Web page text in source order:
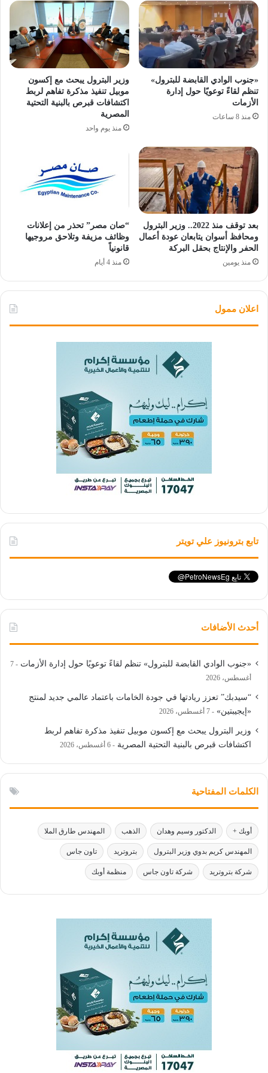
«جنوب الوادي القابضة للبترول»
تنظم لقاءً توعويًا حول إدارة
الأزمات
منذ 8 ساعات
وزير البترول يبحث مع إكسون
موبيل تنفيذ مذكرة تفاهم لربط
اكتشافات قبرص بالبنية التحتية
المصرية
منذ يوم واحد
بعد توقف منذ 2022.. وزير البترول
ومحافظ أسوان يتابعان عودة أعمال
الحفر والإنتاج بحقل البركة
منذ يومين
“صان مصر” تحذر من إعلانات
وظائف مزيفة وتلاحق مروجيها
قانونياً
منذ 4 أيام
اعلان ممول
تابع بترونيوز علي تويتر
أحدث الأضافات
«جنوب الوادي القابضة للبترول» تنظم لقاءً توعويًا حول إدارة الأزمات
7
أغسطس، 2026
“سيدبك” تعزز ريادتها في جودة الخامات باعتماد عالمي جديد لمنتج
«إيجيبتين»
7 أغسطس، 2026
وزير البترول يبحث مع إكسون موبيل تنفيذ مذكرة تفاهم لربط
اكتشافات قبرص بالبنية التحتية المصرية
6 أغسطس، 2026
الكلمات المفتاحية
أوبك + الدكتور وسيم وهدان الذهب المهندس طارق الملا
المهندس كريم بدوي وزير البترول بتروتريد تاون جاس
شركة بتروتريد شركة تاون جاس منظمة أوبك